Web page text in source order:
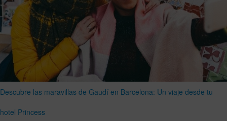
Descubre las maravillas de Gaudí en Barcelona: Un viaje desde tu
hotel Princess